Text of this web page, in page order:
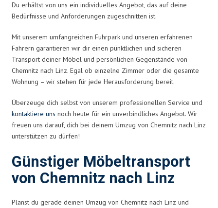
Du erhältst von uns ein individuelles Angebot, das auf deine
Bedürfnisse und Anforderungen zugeschnitten ist.
Mit unserem umfangreichen Fuhrpark und unseren erfahrenen
Fahrern garantieren wir dir einen pünktlichen und sicheren
Transport deiner Möbel und persönlichen Gegenstände von
Chemnitz nach Linz. Egal ob einzelne Zimmer oder die gesamte
Wohnung – wir stehen für jede Herausforderung bereit.
Überzeuge dich selbst von unserem professionellen Service und
kontaktiere uns noch heute für ein unverbindliches Angebot. Wir
freuen uns darauf, dich bei deinem Umzug von Chemnitz nach Linz
unterstützen zu dürfen!
Günstiger Möbeltransport
von Chemnitz nach Linz
Planst du gerade deinen Umzug von Chemnitz nach Linz und